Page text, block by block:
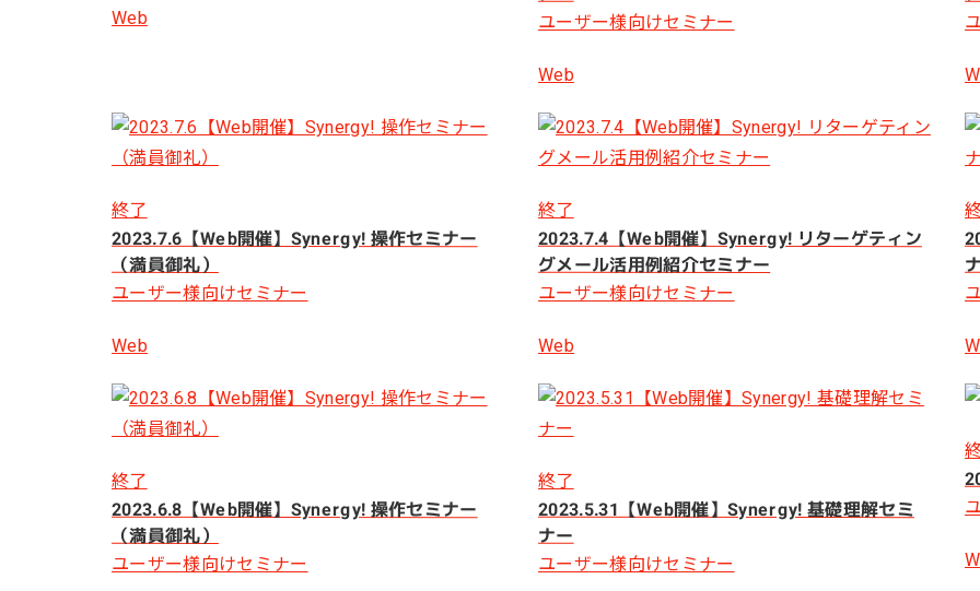
Web ユーザー様向けセミナー
Web
終了
2023.7.6【Web開催】Synergy! 操作セミナー
（満員御礼）
ユーザー様向けセミナー
Web
終了
2023.7.4【Web開催】Synergy! リターゲティン
グメール活用例紹介セミナー
ユーザー様向けセミナー
Web
終了
2023.6.8【Web開催】Synergy! 操作セミナー
（満員御礼）
ユーザー様向けセミナー
終了
2023.5.31【Web開催】Synergy! 基礎理解セミ
ナー
ユーザー様向けセミナー